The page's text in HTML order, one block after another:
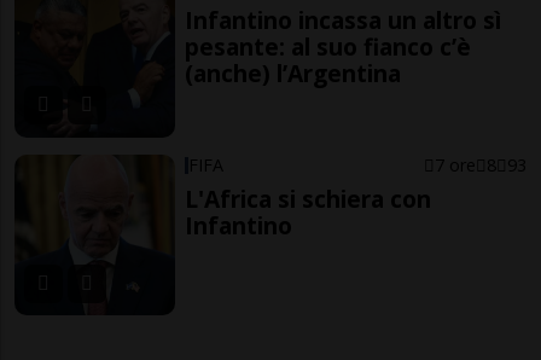
Infantino incassa un altro sì
pesante: al suo fianco c’è
(anche) l’Argentina
FIFA 7 ore 8 93
L'Africa si schiera con
Infantino